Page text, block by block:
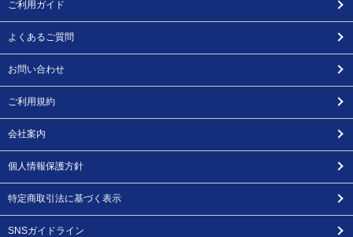
ご利用ガイド
よくあるご質問
お問い合わせ
ご利用規約
会社案内
個人情報保護方針
特定商取引法に基づく表示
SNSガイドライン